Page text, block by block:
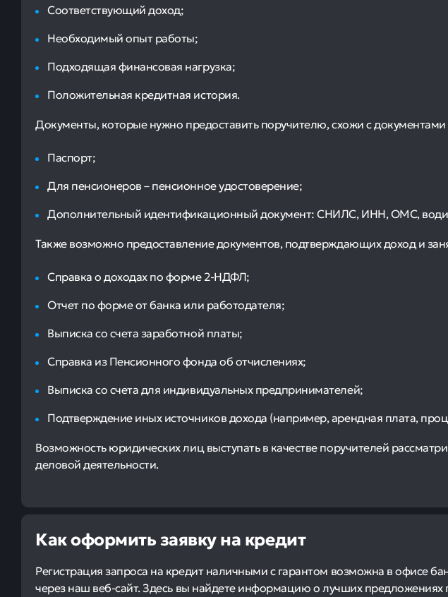
Соответствующий доход;
Необходимый опыт работы;
Подходящая финансовая нагрузка;
Положительная кредитная история.
Документы, которые нужно предоставить поручителю, схожи с
Паспорт;
Для пенсионеров – пенсионное удостоверение;
Дополнительный идентификационный документ: СНИЛС, ИНН, ОМС,
Также возможно предоставление документов, подтверждающих доход и
Справка о доходах по форме 2-НДФЛ;
Отчет по форме от банка или работодателя;
Выписка со счета заработной платы;
Справка из Пенсионного фонда об отчислениях;
Выписка со счета для индивидуальных предпринимателей;
Подтверждение иных источников дохода (например, арендная плата,
Возможность юридических лиц выступать в качестве поручителей
деловой деятельности.
Как оформить заявку на кредит
Регистрация запроса на кредит наличными с гарантом возможна в офисе
через наш веб-сайт. Здесь вы найдете информацию о лучших